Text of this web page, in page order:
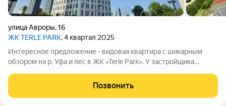
улица Авроры,16
ЖК TERLE PARK, 4 квартал 2025
Интересное предложение - видовая квартира с шикарным
обзором на р. Уфа и лес в ЖК «Terle Park». У застройщика
Грамотный покупатель обратит внимание на значительную
разницу в стоимости. Этаж:
Позвонить